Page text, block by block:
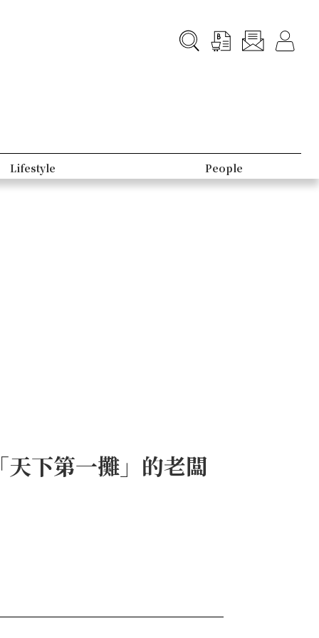
Lifestyle People
下第一攤」的老闆